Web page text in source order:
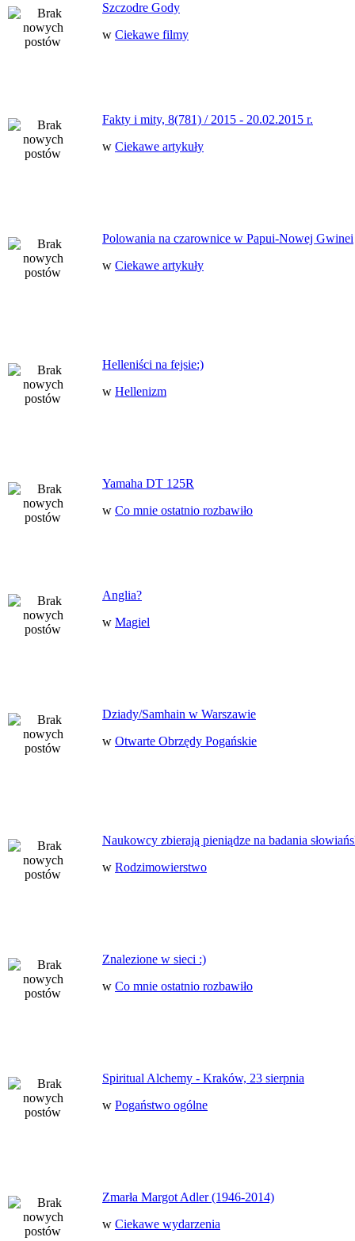
Szczodre Gody
w Ciekawe filmy
Fakty i mity, 8(781) / 2015 - 20.02.2015 r.
w Ciekawe artykuły
Polowania na czarownice w Papui-Nowej Gwinei
w Ciekawe artykuły
Helleniści na fejsie:)
w Hellenizm
Yamaha DT 125R
w Co mnie ostatnio rozbawiło
Anglia?
w Magiel
Dziady/Samhain w Warszawie
w Otwarte Obrzędy Pogańskie
Naukowcy zbierają pieniądze na badania
w Rodzimowierstwo
Znalezione w sieci :)
w Co mnie ostatnio rozbawiło
Spiritual Alchemy - Kraków, 23 sierpnia
w Pogaństwo ogólne
Zmarła Margot Adler (1946-2014)
w Ciekawe wydarzenia